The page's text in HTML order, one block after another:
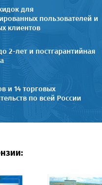
для
пользователей и
клиентов
2-лет и постгарантийная
и 14 торговых
по всей России